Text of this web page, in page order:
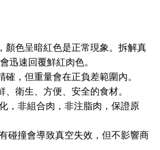
顏色呈暗紅色是正常現象。 拆解真
迅速回覆鮮紅肉色。
確，但重量會在正負差範圍內。
衛生、方便、安全的食材。
，非組合肉，非注脂肉，保證原
碰撞會導致真空失效，但不影響商